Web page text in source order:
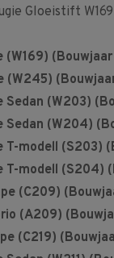
Gloeistift
(W169)
(W245)
Sedan (W203)
Sedan (W204)
T-modell
T-modell
(C209)
(A209)
(C219)